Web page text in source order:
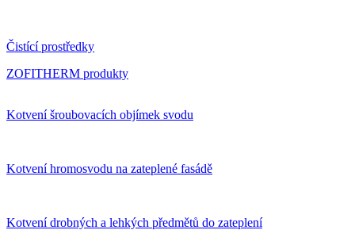
Čistící prostředky
ZOFITHERM produkty
Kotvení šroubovacích objímek svodu
Kotvení hromosvodu na zateplené fasádě
Kotvení drobných a lehkých předmětů do zateplení